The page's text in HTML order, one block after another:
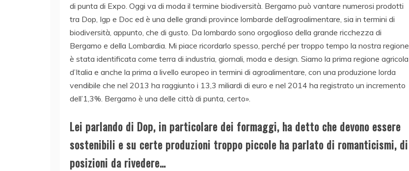
di punta di Expo. Oggi va di moda il termine biodiversità. Bergamo può vantare numerosi prodotti
tra Dop, Igp e Doc ed è una delle grandi province lombarde dell’agroalimentare, sia in termini di
biodiversità, appunto, che di gusto. Da lombardo sono orgoglioso della grande ricchezza di
Bergamo e della Lombardia. Mi piace ricordarlo spesso, perché per troppo tempo la nostra regione
è stata identificata come terra di industria, giornali, moda e design. Siamo la prima regione agricola
d’Italia e anche la prima a livello europeo in termini di agroalimentare, con una produzione lorda
vendibile che nel 2013 ha raggiunto i 13,3 miliardi di euro e nel 2014 ha registrato un incremento
dell’1,3%. Bergamo è una delle città di punta, certo».
Lei parlando di Dop, in particolare dei formaggi, ha detto che devono essere
sostenibili e su certe produzioni troppo piccole ha parlato di romanticismi, di
posizioni da rivedere…